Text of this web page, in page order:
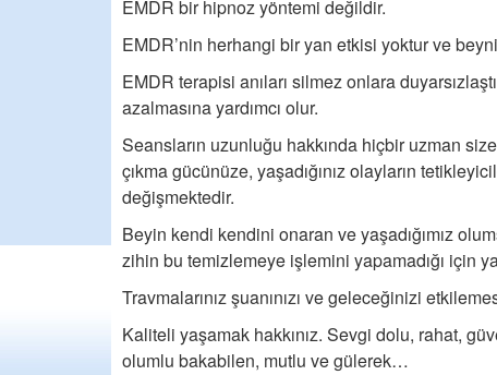
EMDR bir hipnoz yöntemi değildir.
EMDR’nin herhangi bir yan etkisi yoktur ve
EMDR terapisi anıları silmez onlara
azalmasına yardımcı olur.
Seansların uzunluğu hakkında hiçbir uzman
çıkma gücünüze, yaşadığınız olayların
değişmektedir.
Beyin kendi kendini onaran ve yaşadığımız
zihin bu temizlemeye işlemini yapamadığı için
Travmalarınız şuanınızı ve geleceğinizi
Kaliteli yaşamak hakkınız. Sevgi dolu, rahat,
olumlu bakabilen, mutlu ve gülerek…